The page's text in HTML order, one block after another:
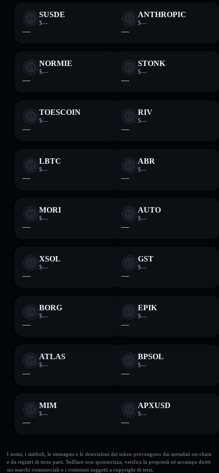
SUSDE
$—
—
ANTHROPIC
$—
—
NORMIE
$—
—
STONK
$—
—
TOESCOIN
$—
—
RIV
$—
—
LBTC
$—
—
ABR
$—
—
MORI
$—
—
AUTO
$—
—
XSOL
$—
—
GST
$—
—
BORG
$—
—
EPIK
$—
—
ATLAS
$—
—
BPSOL
$—
—
MIM
$—
—
APXUSD
$—
—
I nomi, i simboli, le immagini e le descrizioni dei token provengono dai metadati on-chain
e da registri di terze parti. Solflare non sponsorizza, verifica la proprietà né accampa diritti
sui marchi commerciali e i contenuti soggetti a copyright di terzi.